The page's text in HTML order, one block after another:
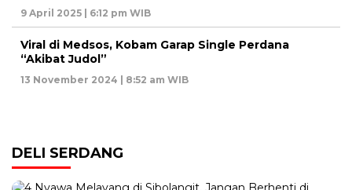
9 April 2025 | 6:12 pm WIB
Viral di Medsos, Kobam Garap Single Perdana
“Akibat Judol”
13 November 2024 | 8:52 am WIB
DELI SERDANG